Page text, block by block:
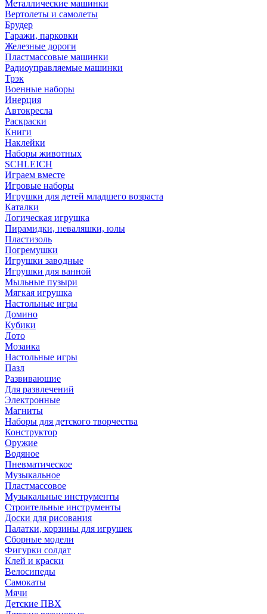
Металлические машинки
Вертолеты и самолеты
Брудер
Гаражи, парковки
Железные дороги
Пластмассовые машинки
Радиоуправляемые машинки
Трэк
Военные наборы
Инерция
Автокресла
Раскраски
Книги
Наклейки
Наборы животных
SCHLEICH
Играем вместе
Игровые наборы
Игрушки для детей младшего возраста
Каталки
Логическая игрушка
Пирамидки, неваляшки, юлы
Пластизоль
Погремушки
Игрушки заводные
Игрушки для ванной
Мыльные пузыри
Мягкая игрушка
Настольные игры
Домино
Кубики
Лото
Мозаика
Настольные игры
Пазл
Развиваюшие
Для развлечений
Электронные
Магниты
Наборы для детского творчества
Конструктор
Оружие
Водяное
Пневматическое
Музыкальное
Пластмассовое
Музыкальные инструменты
Строительные инструменты
Доски для рисования
Палатки, корзины для игрушек
Сборные модели
Фигурки солдат
Клей и краски
Велосипеды
Самокаты
Мячи
Детские ПВХ